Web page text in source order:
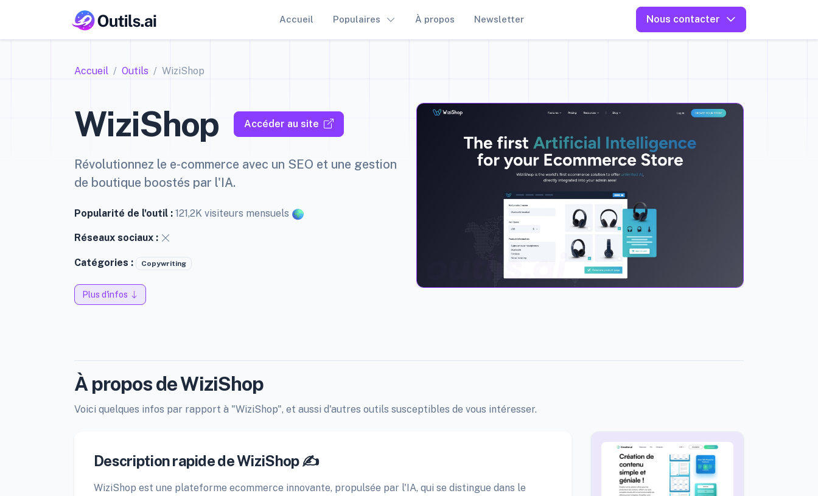
Accueil Populaires À propos Newsletter Nous contacter
Accueil Outils WiziShop
WiziShop Accéder au site
Révolutionnez le e-commerce avec un SEO et une gestion
de boutique boostés par l'IA.
Popularité de l'outil : 121,2K visiteurs mensuels
Réseaux sociaux :
Catégories : Copywriting
Plus d'infos
À propos de WiziShop
Voici quelques infos par rapport à "WiziShop", et aussi d'autres outils susceptibles de vous intéresser.
Description rapide de WiziShop ✍️
WiziShop est une plateforme ecommerce innovante, propulsée par l'IA, qui se distingue dans le